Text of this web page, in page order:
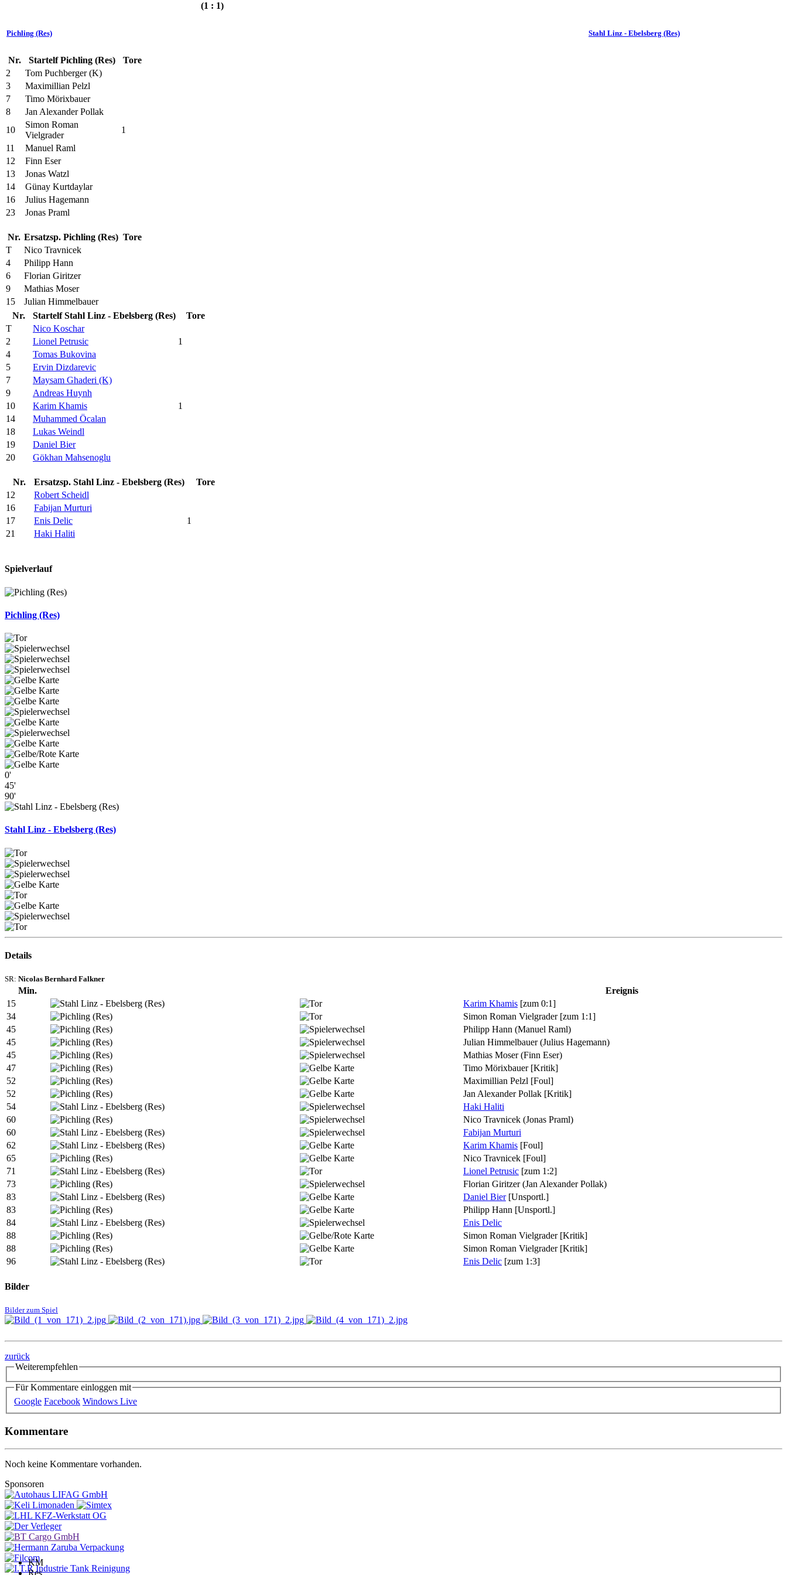
(1 : 1)
Pichling (Res) Stahl Linz - Ebelsberg (Res)
Nr. Startelf Pichling (Res)
Tore
2
Tom Puchberger (K)
3
Maximillian Pelzl
7
Timo Mörixbauer
8
Jan Alexander Pollak
10
Simon Roman
Vielgrader
1
11
Manuel Raml
12
Finn Eser
13
Jonas Watzl
14
Günay Kurtdaylar
16
Julius Hagemann
23
Jonas Praml
Nr. Ersatzsp. Pichling (Res) Tore
T
Nico Travnicek
4
Philipp Hann
6
Florian Giritzer
9
Mathias Moser
15
Julian Himmelbauer
Nr.
Startelf Stahl Linz - Ebelsberg (Res)
Tore
T
Nico Koschar
2
Lionel Petrusic
1
4
Tomas Bukovina
5
Ervin Dizdarevic
7
Maysam Ghaderi (K)
9
Andreas Huynh
10
Karim Khamis
1
14
Muhammed Öcalan
18
Lukas Weindl
19
Daniel Bier
20
Gökhan Mahsenoglu
Nr. Ersatzsp. Stahl Linz - Ebelsberg (Res)
Tore
12
Robert Scheidl
16
Fabijan Murturi
17
Enis Delic
1
21
Haki Haliti
Spielverlauf
Pichling (Res)
0'
45'
90'
Stahl Linz - Ebelsberg (Res)
Details
SR: Nicolas Bernhard Falkner
Min.
Ereignis
15
Karim Khamis [zum 0:1]
34
Simon Roman Vielgrader [zum 1:1]
45
Philipp Hann (Manuel Raml)
45
Julian Himmelbauer (Julius Hagemann)
45
Mathias Moser (Finn Eser)
47
Timo Mörixbauer [Kritik]
52
Maximillian Pelzl [Foul]
52
Jan Alexander Pollak [Kritik]
54
Haki Haliti
60
Nico Travnicek (Jonas Praml)
60
Fabijan Murturi
62
Karim Khamis [Foul]
65
Nico Travnicek [Foul]
71
Lionel Petrusic [zum 1:2]
73
Florian Giritzer (Jan Alexander Pollak)
83
Daniel Bier [Unsportl.]
83
Philipp Hann [Unsportl.]
84
Enis Delic
88
Simon Roman Vielgrader [Kritik]
88
Simon Roman Vielgrader [Kritik]
96
Enis Delic [zum 1:3]
Bilder
Bilder zum Spiel
zurück
Weiterempfehlen
Für Kommentare einloggen mit
Google Facebook Windows Live
Kommentare
Noch keine Kommentare vorhanden.
Sponsoren
KM